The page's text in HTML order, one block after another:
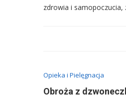
zdrowia i
Opieka i Pielęgnacja
Obroża z